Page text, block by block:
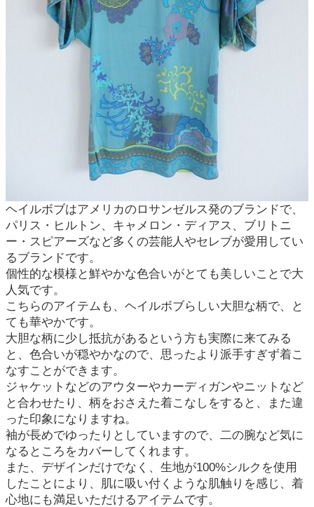
ヘイルボブはアメリカのロサンゼルス発のブランドで、
パリス・ヒルトン、キャメロン・ディアス、ブリトニ
ー・スピアーズなど多くの芸能人やセレブが愛用してい
るブランドです。
個性的な模様と鮮やかな色合いがとても美しいことで大
人気です。
こちらのアイテムも、ヘイルボブらしい大胆な柄で、と
ても華やかです。
大胆な柄に少し抵抗があるという方も実際に来てみる
と、色合いが穏やかなので、思ったより派手すぎず着こ
なすことができます。
ジャケットなどのアウターやカーディガンやニットなど
と合わせたり、柄をおさえた着こなしをすると、また違
った印象になりますね。
袖が長めでゆったりとしていますので、二の腕など気に
なるところをカバーしてくれます。
また、デザインだけでなく、生地が100%シルクを使用
したことにより、肌に吸い付くような肌触りを感じ、着
心地にも満足いただけるアイテムです。